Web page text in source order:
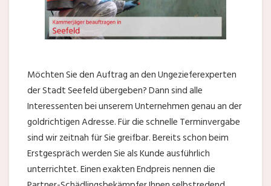
Möchten Sie den Auftrag an den Ungezieferexperten
der Stadt Seefeld übergeben? Dann sind alle
Interessenten bei unserem Unternehmen genau an der
goldrichtigen Adresse. Für die schnelle Terminvergabe
sind wir zeitnah für Sie greifbar. Bereits schon beim
Erstgespräch werden Sie als Kunde ausführlich
unterrichtet. Einen exakten Endpreis nennen die